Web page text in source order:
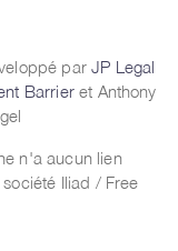
parJP Legal
Barrieret Anthony
n'a aucun lien
Iliad / Free